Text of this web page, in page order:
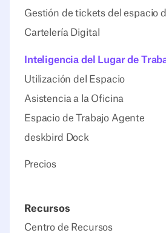
Gestión de tickets del espacio
Cartelería Digital
Inteligencia del Lugar de
Utilización del Espacio
Asistencia a la Oficina
Espacio de Trabajo Agente
deskbird Dock
Precios
Recursos
Centro de Recursos